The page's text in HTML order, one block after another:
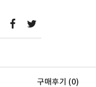
구매후기 (0)